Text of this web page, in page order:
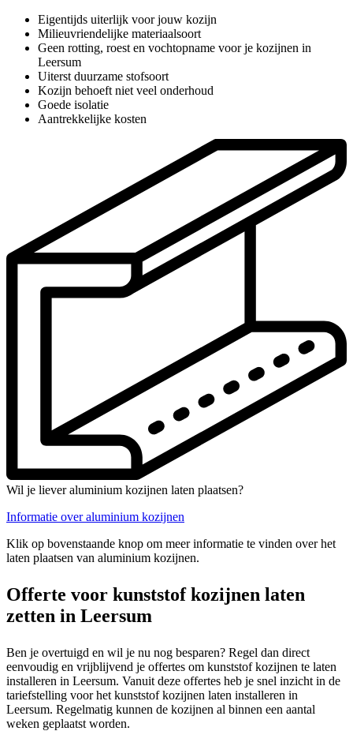
Eigentijds uiterlijk voor jouw kozijn
Milieuvriendelijke materiaalsoort
Geen rotting, roest en vochtopname voor je kozijnen in
Leersum
Uiterst duurzame stofsoort
Kozijn behoeft niet veel onderhoud
Goede isolatie
Aantrekkelijke kosten
Wil je liever aluminium kozijnen laten plaatsen?
Informatie over aluminium kozijnen
Klik op bovenstaande knop om meer informatie te vinden over het
laten plaatsen van aluminium kozijnen.
Offerte voor kunststof kozijnen laten
zetten in Leersum
Ben je overtuigd en wil je nu nog besparen? Regel dan direct
eenvoudig en vrijblijvend je offertes om kunststof kozijnen te laten
installeren in Leersum. Vanuit deze offertes heb je snel inzicht in de
tariefstelling voor het kunststof kozijnen laten installeren in
Leersum. Regelmatig kunnen de kozijnen al binnen een aantal
weken geplaatst worden.